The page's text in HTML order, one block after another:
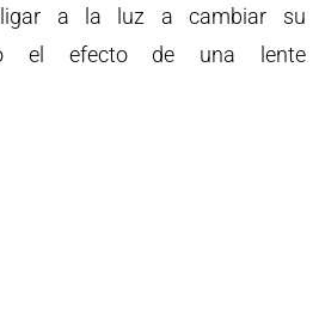
a la luz a cambiar su
el efecto de una lente